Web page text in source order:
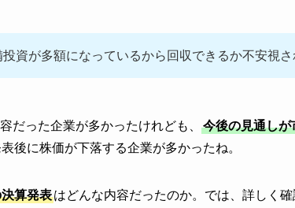
投資が多額になっているから回収できるか不安視
だった企業が多かったけれども、
今後の見通し
後に株価が下落する企業が多かったね。
算発表はどんな内容だったのか。では、詳しく確